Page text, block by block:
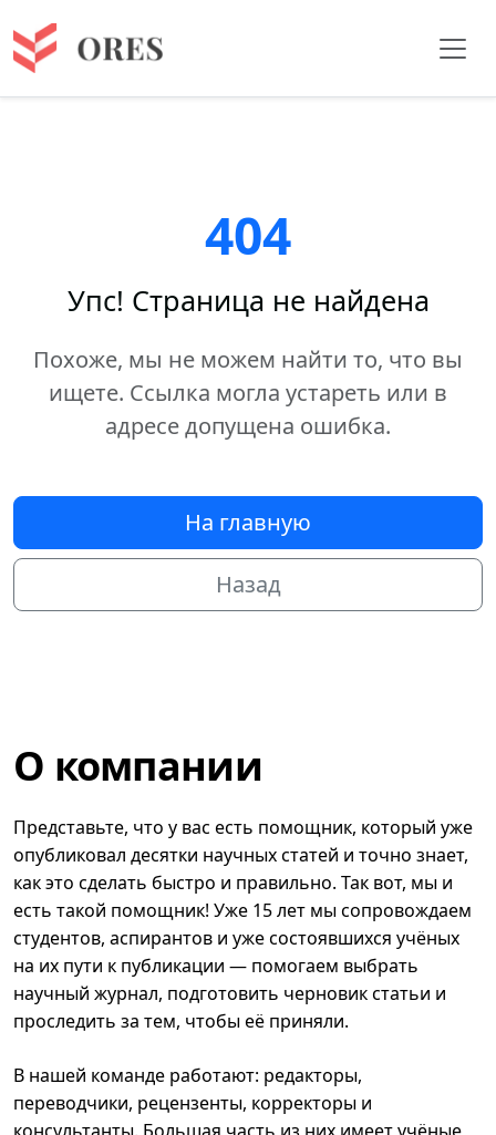
404
Упс! Страница не найдена
Похоже, мы не можем найти то, что вы
ищете. Ссылка могла устареть или в
адресе допущена ошибка.
На главную
Назад
О компании
Представьте, что у вас есть помощник, который уже
опубликовал десятки научных статей и точно знает,
как это сделать быстро и правильно. Так вот, мы и
есть такой помощник! Уже 15 лет мы сопровождаем
студентов, аспирантов и уже состоявшихся учёных
на их пути к публикации — помогаем выбрать
научный журнал, подготовить черновик статьи и
проследить за тем, чтобы её приняли.
В нашей команде работают: редакторы,
переводчики, рецензенты, корректоры и